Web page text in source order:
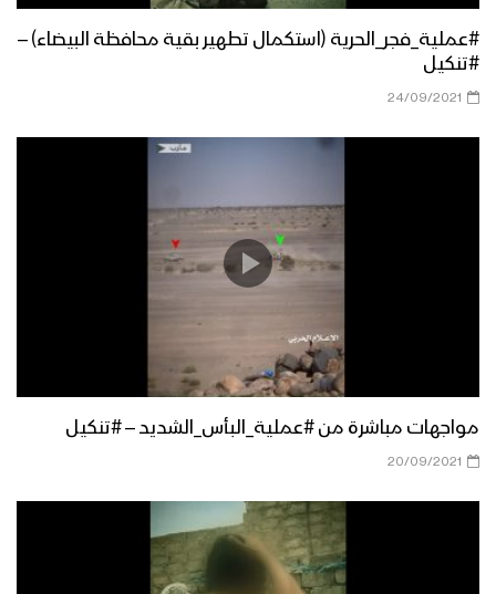
#عملية_فجر_الحرية (استكمال تطهير بقية محافظة البيضاء) –
#تنكيل
24/09/2021
مواجهات مباشرة من #عملية_البأس_الشديد – #تنكيل
20/09/2021